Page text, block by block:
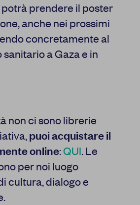
prendere il poster
anche nei prossimi
concretamente al
a Gaza e in
non ci sono librerie
puoi acquistare il
online:QUI. Le
per noi luogo
cultura, dialogo e